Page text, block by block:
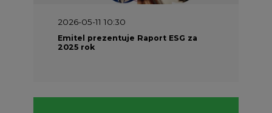
2026-05-11 10:30
Emitel prezentuje Raport ESG za
2025 rok